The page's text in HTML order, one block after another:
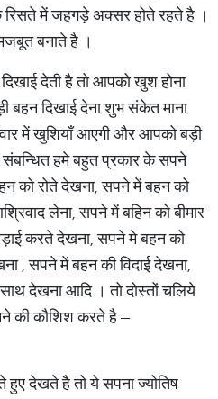
रिसते में जहगड़े अक्सर होते रहते है ।
बनाते है ।
देती है तो आपको खुश होना
बहन दिखाई देना शुभ संकेत माना
में खुशियाँ आएगी और आपको बड़ी
हमे बहुत प्रकार के सपने
को रोते देखना, सपने में बहन को
लेना, सपने में बहिन को बीमार
करते देखना, सपने मे बहन को
, सपने में बहन की विदाई देखना,
देखना आदि । तो दोस्तों चलिये
की कौशिश करते है –
देखते है तो ये सपना ज्योतिष